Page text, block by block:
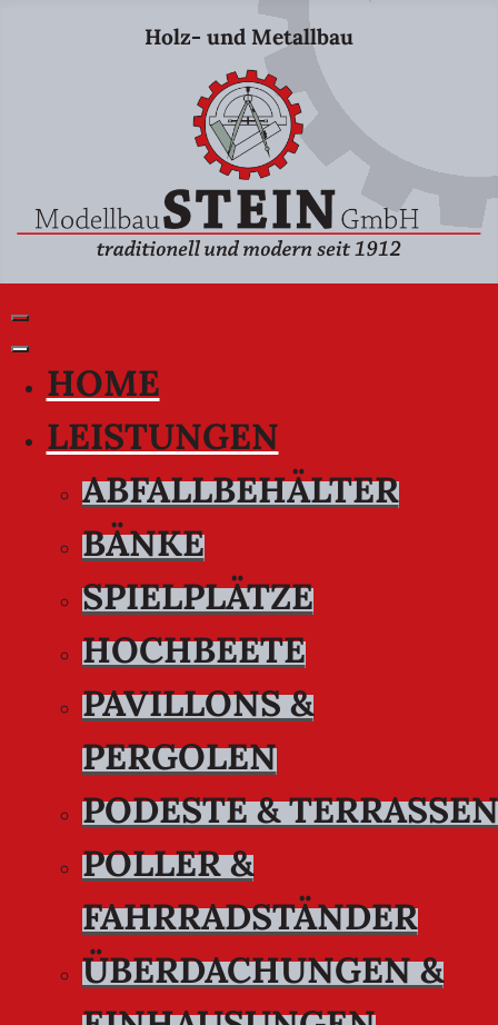
Holz- und Metallbau
HOME
LEISTUNGEN
ABFALLBEHÄLTER
BÄNKE
SPIELPLÄTZE
HOCHBEETE
PAVILLONS &
PERGOLEN
PODESTE & TERRASSEN
POLLER &
FAHRRADSTÄNDER
ÜBERDACHUNGEN &